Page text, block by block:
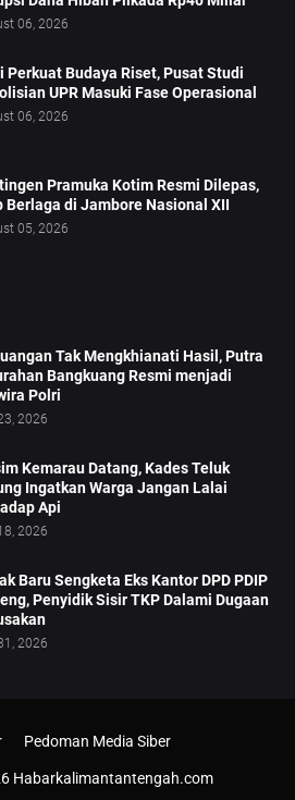
06, 2026
Perkuat Budaya Riset, Pusat Studi
UPR Masuki Fase Operasional
06, 2026
Pramuka Kotim Resmi Dilepas,
Berlaga di Jambore Nasional XII
05, 2026
Tak Mengkhianati Hasil, Putra
Bangkuang Resmi menjadi
Polri
2026
Kemarau Datang, Kades Teluk
Ingatkan Warga Jangan Lalai
Api
2026
Baru Sengketa Eks Kantor DPD PDIP
Penyidik Sisir TKP Dalami Dugaan
2026
Habarkalimantantengah.com
Pedoman Media Siber